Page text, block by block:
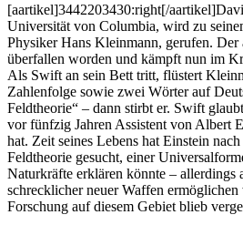
[aartikel]3442203430:right[/
Universität von Columbia, wird zu
Physiker Hans Kleinmann, gerufen. Der
überfallen worden und kämpft nun im
Als Swift an sein Bett tritt, flüstert
Zahlenfolge sowie zwei Wörter auf
Feldtheorie“ – dann stirbt er. Swift
vor fünfzig Jahren Assistent von Albert
hat. Zeit seines Lebens hat Einstein
Feldtheorie gesucht, einer
Naturkräfte erklären könnte –
schrecklicher neuer Waffen
Forschung auf diesem Gebiet blieb